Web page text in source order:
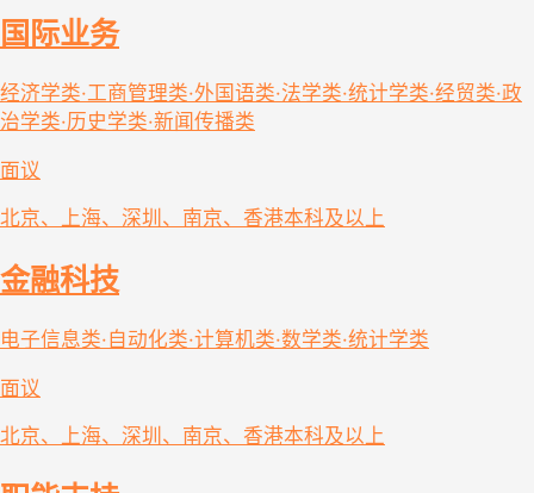
国际业务
经济学类·工商管理类·外国语类·法学类·统计学类·经贸类·政
治学类·历史学类·新闻传播类
面议
北京、上海、深圳、南京、香港本科及以上
金融科技
电子信息类·自动化类·计算机类·数学类·统计学类
面议
北京、上海、深圳、南京、香港本科及以上